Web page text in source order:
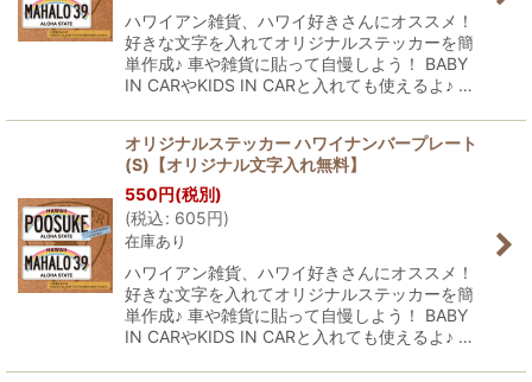
ハワイアン雑貨、ハワイ好きさんにオススメ！
好きな文字を入れてオリジナルステッカーを簡
単作成♪ 車や雑貨に貼って自慢しよう！ BABY
IN CARやKIDS IN CARと入れても使えるよ♪ …
オリジナルステッカー ハワイナンバープレート
(S)【オリジナル文字入れ無料】
550円(税別)
(税込: 605円)
在庫あり
ハワイアン雑貨、ハワイ好きさんにオススメ！
好きな文字を入れてオリジナルステッカーを簡
単作成♪ 車や雑貨に貼って自慢しよう！ BABY
IN CARやKIDS IN CARと入れても使えるよ♪ …